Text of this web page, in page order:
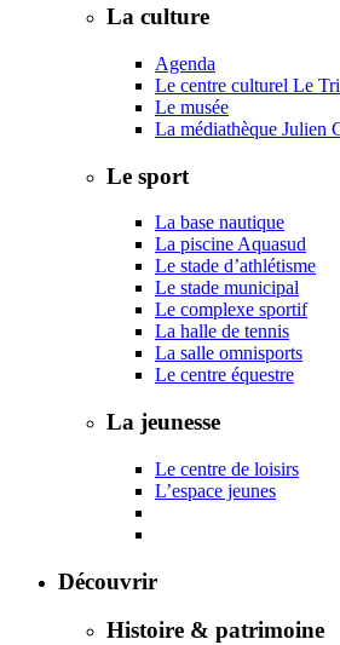
La culture
Agenda
Le centre culturel Le
Le musée
La médiathèque Julien
Le sport
La base nautique
La piscine Aquasud
Le stade d’athlétisme
Le stade municipal
Le complexe sportif
La halle de tennis
La salle omnisports
Le centre équestre
La jeunesse
Le centre de loisirs
L’espace jeunes
Découvrir
Histoire & patrimoine